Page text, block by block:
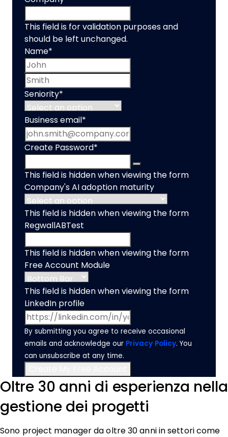
This field is for validation purposes and
should be left unchanged.
Name*
Seniority*
Business email *
Create Password*
This field is hidden when viewing the form
Company's AI adoption maturity
This field is hidden when viewing the form
RegwallABTest
This field is hidden when viewing the form
Free Account Module
This field is hidden when viewing the form
LinkedIn profile
By submitting you agree to receive occasional
emails and acknowledge our Privacy Policy. You
can unsubscribe at any time.
Oltre 30 anni di esperienza nella
gestione dei progetti
Sono project manager da oltre 30 anni in settori come